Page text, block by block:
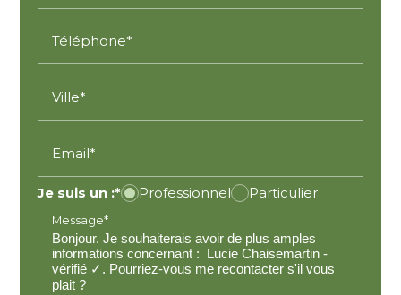
Téléphone*
Ville*
Email*
Je suis un :* Professionnel Particulier
Message*